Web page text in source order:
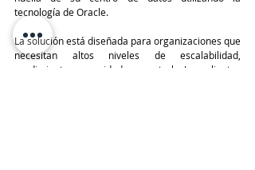
tecnología de Oracle.
La solución está diseñada para organizaciones que
necesitan altos niveles de escalabilidad,
rendimiento, seguridad y control. Los clientes